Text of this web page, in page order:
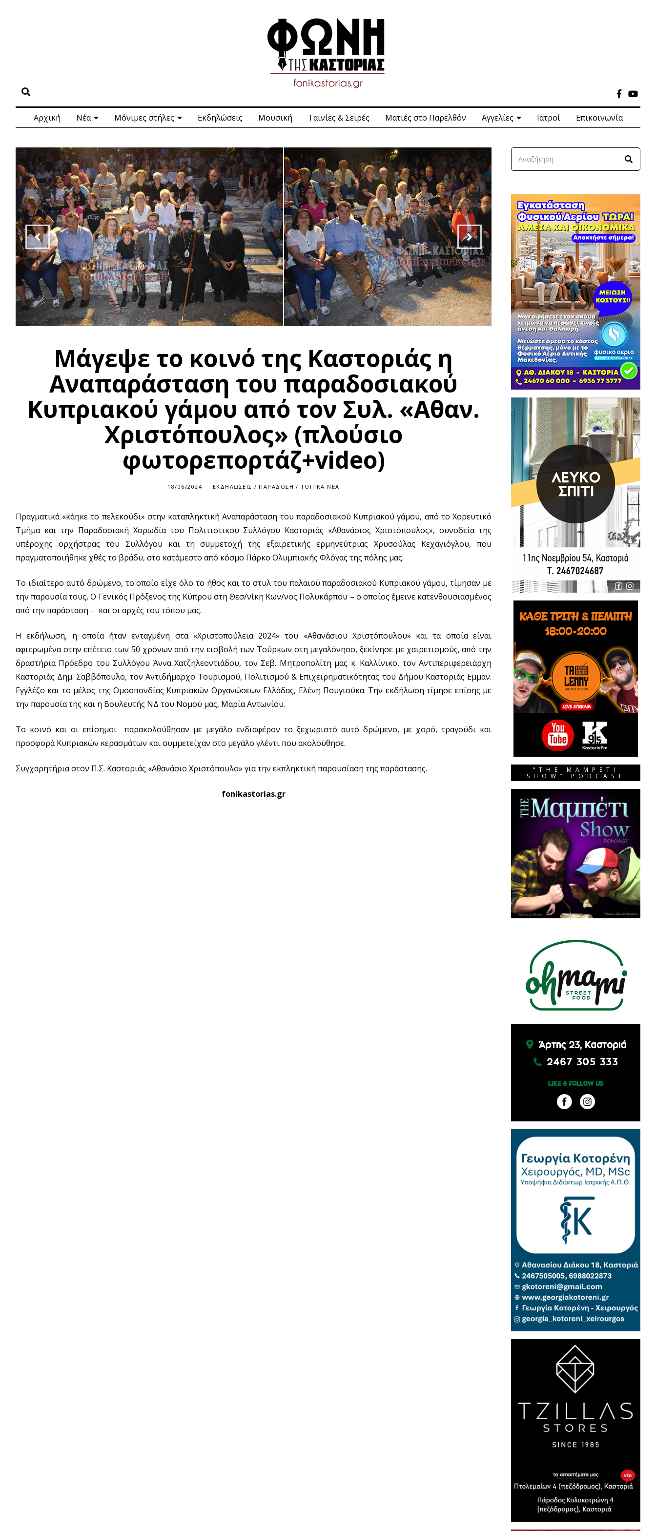
Αρχική Νέα Μόνιμες στήλες Εκδηλώσεις Μουσική Ταινίες & Σειρές Ματιές στο Παρελθόν Αγγελίες Ιατροί Επικοινωνία
Μάγεψε το κοινό της Καστοριάς η
Αναπαράσταση του παραδοσιακού
Κυπριακού γάμου από τον Συλ. «Αθαν.
Χριστόπουλος» (πλούσιο
φωτορεπορτάζ+video)
18/06/2024
6
2
2
ΕΚΔΗΛΏΣΕΙΣ / ΠΑΡΆΔΟΣΗ / ΤΟΠΙΚΆ ΝΈΑ
Πραγματικά «κάηκε το πελεκούδι» στην καταπληκτική Αναπαράσταση του παραδοσιακού Κυπριακού γάμου, από το Χορευτικό
Τμήμα και την Παραδοσιακή Χορωδία του Πολιτιστικού Συλλόγου Καστοριάς «Αθανάσιος Χριστόπουλος», συνοδεία της
υπέροχης ορχήστρας του Συλλόγου και τη συμμετοχή της εξαιρετικής ερμηνεύτριας Χρυσούλας Κεχαγιόγλου, που
πραγματοποιήθηκε χθές το βράδυ, στο κατάμεστο από κόσμο Πάρκο Ολυμπιακής Φλόγας της πόλης μας.
Το ιδιαίτερο αυτό δρώμενο, το οποίο είχε όλο το ήθος και το στυλ του παλαιού παραδοσιακού Κυπριακού γάμου, τίμησαν με
την παρουσία τους, Ο Γενικός Πρόξενος της Κύπρου στη Θεσ/νίκη Κων/νος Πολυκάρπου – ο οποίος έμεινε κατενθουσιασμένος
από την παράσταση – και οι αρχές του τόπου μας.
Η εκδήλωση, η οποία ήταν ενταγμένη στα «Χριστοπούλεια 2024» του «Αθανάσιου Χριστόπουλου» και τα οποία είναι
αφιερωμένα στην επέτειο των 50 χρόνων από την εισβολή των Τούρκων στη μεγαλόνησο, ξεκίνησε με χαιρετισμούς, από την
δραστήρια Πρόεδρο του Συλλόγου Άννα Χατζηλεοντιάδου, τον Σεβ. Μητροπολίτη μας κ. Καλλίνικο, τον Αντιπεριφερειάρχη
Καστοριάς Δημ. Σαββόπουλο, τον Αντιδήμαρχο Τουρισμού, Πολιτισμού & Επιχειρηματικότητας του Δήμου Καστοριάς Εμμαν.
Εγγλέζο και το μέλος της Ομοσπονδίας Κυπριακών Οργανώσεων Ελλάδας, Ελένη Πουγιούκα. Την εκδήλωση τίμησε επίσης με
την παρουσία της και η Βουλευτής ΝΔ του Νομού μας, Μαρία Αντωνίου.
Το κοινό και οι επίσημοι παρακολούθησαν με μεγάλο ενδιαφέρον το ξεχωριστό αυτό δρώμενο, με χορό, τραγούδι και
προσφορά Κυπριακών κερασμάτων και συμμετείχαν στο μεγάλο γλέντι που ακολούθησε.
Συγχαρητήρια στον Π.Σ. Καστοριάς «Αθανάσιο Χριστόπουλο» για την εκπληκτική παρουσίαση της παράστασης.
fonikastorias.gr
“THE MAMPETI
SHOW” PODCAST